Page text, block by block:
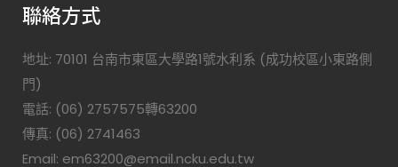
聯絡方式
地址: 70101 台南市東區大學路1號水利系 (成功校區小東路側
門)
電話: (06) 2757575轉63200
傳真: (06) 2741463
Email: em63200@email.ncku.edu.tw